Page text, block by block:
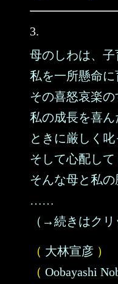
3.
母のしわは、子
私を一所懸命に
その喜怒哀楽の
私の成長を喜ん
ときに厳しく叱
そして心配して
そんな母と私の
……
（→続きはクリ
（ 大林宣彦 ）
（ Oobayashi